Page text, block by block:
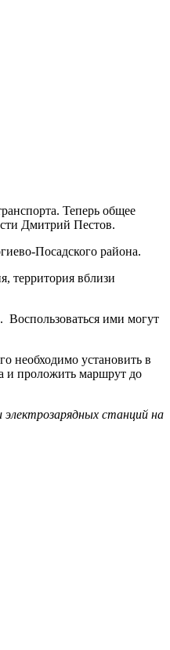
Теперь общее
Дмитрий Пестов.
Посадского района.
территория вблизи
Воспользоваться ими могут
необходимо установить в
и проложить маршрут до
станций на